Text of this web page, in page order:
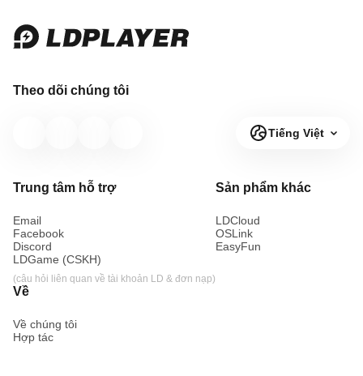
Theo dõi chúng tôi
Tiếng Việt
Trung tâm hỗ trợ
Email
Facebook
Discord
LDGame (CSKH)
(câu hỏi liên quan về tài khoản LD & đơn nạp)
Sản phẩm khác
LDCloud
OSLink
EasyFun
Về
Về chúng tôi
Hợp tác